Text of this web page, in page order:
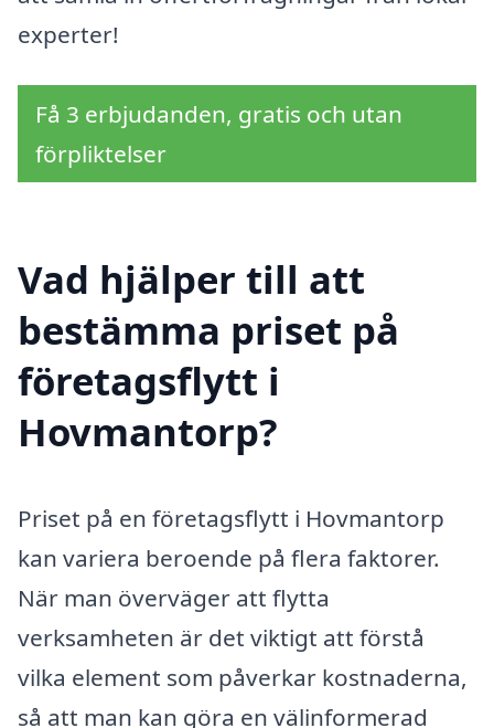
experter!
Få 3 erbjudanden, gratis och utan
förpliktelser
Vad hjälper till att
bestämma priset på
företagsflytt i
Hovmantorp?
Priset på en företagsflytt i Hovmantorp
kan variera beroende på flera faktorer.
När man överväger att flytta
verksamheten är det viktigt att förstå
vilka element som påverkar kostnaderna,
så att man kan göra en välinformerad